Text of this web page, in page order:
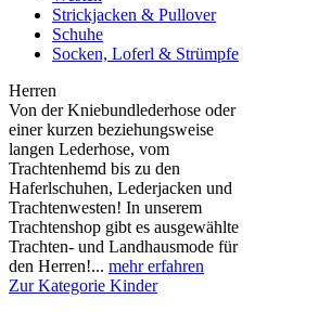
Strickjacken & Pullover
Schuhe
Socken, Loferl & Strümpfe
Herren
Von der Kniebundlederhose oder
einer kurzen beziehungsweise
langen Lederhose, vom
Trachtenhemd bis zu den
Haferlschuhen, Lederjacken und
Trachtenwesten! In unserem
Trachtenshop gibt es ausgewählte
Trachten- und Landhausmode für
den Herren!... mehr erfahren
Zur Kategorie Kinder